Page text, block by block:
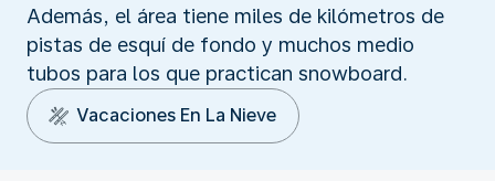
Además, el área tiene miles de kilómetros de
pistas de esquí de fondo y muchos medio
tubos para los que practican snowboard.
Vacaciones En La Nieve